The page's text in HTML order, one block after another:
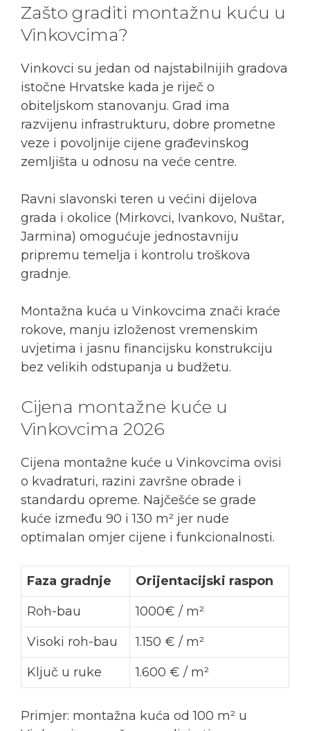
Zašto graditi montažnu kuću u
Vinkovcima?
Vinkovci su jedan od najstabilnijih gradova
istočne Hrvatske kada je riječ o
obiteljskom stanovanju. Grad ima
razvijenu infrastrukturu, dobre prometne
veze i povoljnije cijene građevinskog
zemljišta u odnosu na veće centre.
Ravni slavonski teren u većini dijelova
grada i okolice (Mirkovci, Ivankovo, Nuštar,
Jarmina) omogućuje jednostavniju
pripremu temelja i kontrolu troškova
gradnje.
Montažna kuća u Vinkovcima znači kraće
rokove, manju izloženost vremenskim
uvjetima i jasnu financijsku konstrukciju
bez velikih odstupanja u budžetu.
Cijena montažne kuće u
Vinkovcima 2026
Cijena montažne kuće u Vinkovcima ovisi
o kvadraturi, razini završne obrade i
standardu opreme. Najčešće se grade
kuće između 90 i 130 m² jer nude
optimalan omjer cijene i funkcionalnosti.
Faza gradnje
Orijentacijski raspon
Roh-bau
1000€ / m²
Visoki roh-bau
1.150 € / m²
Ključ u ruke
1.600 € / m²
Primjer: montažna kuća od 100 m² u